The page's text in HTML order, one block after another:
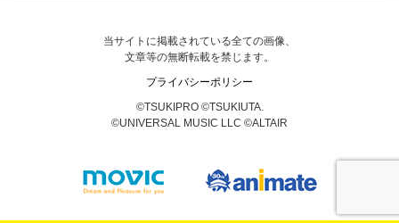
当サイトに掲載されている全ての画像、
文章等の無断転載を禁じます。
プライバシーポリシー
©TSUKIPRO ©TSUKIUTA.
©UNIVERSAL MUSIC LLC ©ALTAIR